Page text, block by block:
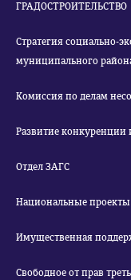
ГРАДОСТРОИТЕЛЬСТВО
Стратегия социально-
муниципального
Комиссия по делам
Развитие конкуренции
Отдел ЗАГС
Национальные проекты
Имущественная
Свободное от прав